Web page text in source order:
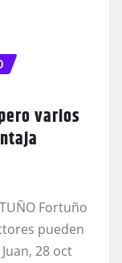
varios
Fortuño
pueden
28 oct